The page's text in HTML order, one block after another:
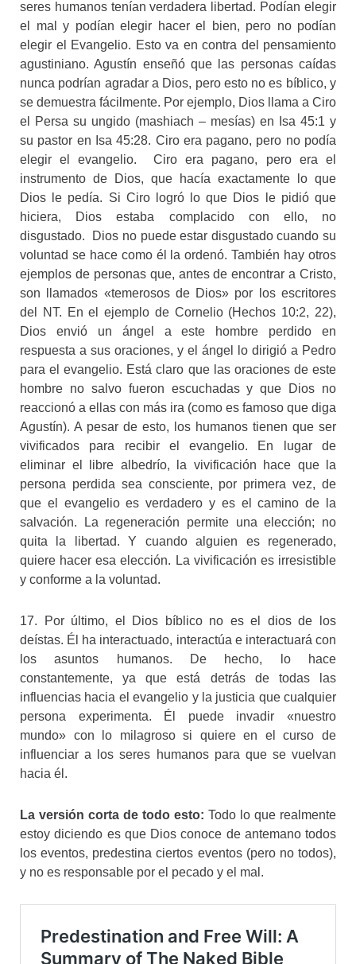
seres humanos tenían verdadera libertad. Podían elegir
el mal y podían elegir hacer el bien, pero no podían
elegir el Evangelio. Esto va en contra del pensamiento
agustiniano. Agustín enseñó que las personas caídas
nunca podrían agradar a Dios, pero esto no es bíblico, y
se demuestra fácilmente. Por ejemplo, Dios llama a Ciro
el Persa su ungido (mashiach – mesías) en Isa 45:1 y
su pastor en Isa 45:28. Ciro era pagano, pero no podía
elegir el evangelio. Ciro era pagano, pero era el
instrumento de Dios, que hacía exactamente lo que
Dios le pedía. Si Ciro logró lo que Dios le pidió que
hiciera, Dios estaba complacido con ello, no
disgustado. Dios no puede estar disgustado cuando su
voluntad se hace como él la ordenó. También hay otros
ejemplos de personas que, antes de encontrar a Cristo,
son llamados «temerosos de Dios» por los escritores
del NT. En el ejemplo de Cornelio (Hechos 10:2, 22),
Dios envió un ángel a este hombre perdido en
respuesta a sus oraciones, y el ángel lo dirigió a Pedro
para el evangelio. Está claro que las oraciones de este
hombre no salvo fueron escuchadas y que Dios no
reaccionó a ellas con más ira (como es famoso que diga
Agustín). A pesar de esto, los humanos tienen que ser
vivificados para recibir el evangelio. En lugar de
eliminar el libre albedrío, la vivificación hace que la
persona perdida sea consciente, por primera vez, de
que el evangelio es verdadero y es el camino de la
salvación. La regeneración permite una elección; no
quita la libertad. Y cuando alguien es regenerado,
quiere hacer esa elección. La vivificación es irresistible
y conforme a la voluntad.
17. Por último, el Dios bíblico no es el dios de los
deístas. Él ha interactuado, interactúa e interactuará con
los asuntos humanos. De hecho, lo hace
constantemente, ya que está detrás de todas las
influencias hacia el evangelio y la justicia que cualquier
persona experimenta. Él puede invadir «nuestro
mundo» con lo milagroso si quiere en el curso de
influenciar a los seres humanos para que se vuelvan
hacia él.
La versión corta de todo esto: Todo lo que realmente
estoy diciendo es que Dios conoce de antemano todos
los eventos, predestina ciertos eventos (pero no todos),
y no es responsable por el pecado y el mal.